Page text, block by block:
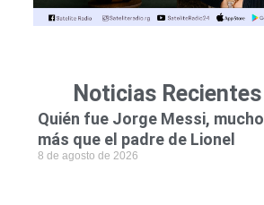
Noticias Recientes
Quién fue Jorge Messi, mucho
más que el padre de Lionel
8 de agosto de 2026